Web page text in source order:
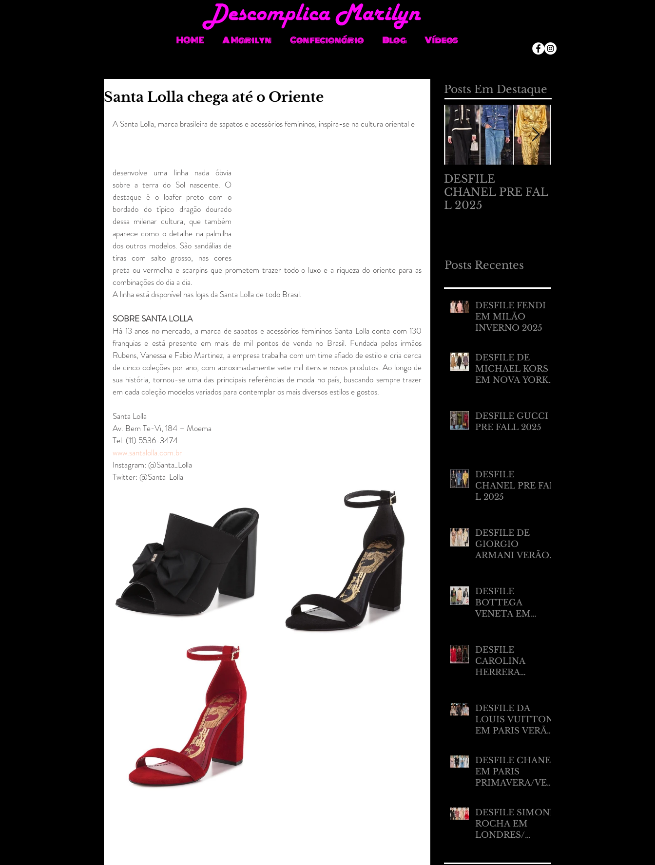
HOME A Marilyn Confecionário Blog Vídeos
Santa Lolla chega até o Oriente
A Santa Lolla, marca brasileira de sapatos e acessórios femininos, inspira-se na cultura oriental e
desenvolve uma linha nada óbvia
sobre a terra do Sol nascente. O
destaque é o loafer preto com o
bordado do típico dragão dourado
dessa milenar cultura, que também
aparece como o detalhe na palmilha
dos outros modelos. São sandálias de
tiras com salto grosso, nas cores
preta ou vermelha e scarpins que prometem trazer todo o luxo e a riqueza do oriente para as
combinações do dia a dia.
A linha está disponível nas lojas da Santa Lolla de todo Brasil.
SOBRE SANTA LOLLA
Há 13 anos no mercado, a marca de sapatos e acessórios femininos Santa Lolla conta com 130
franquias e está presente em mais de mil pontos de venda no Brasil. Fundada pelos irmãos
Rubens, Vanessa e Fabio Martinez, a empresa trabalha com um time afiado de estilo e cria cerca
de cinco coleções por ano, com aproximadamente sete mil itens e novos produtos. Ao longo de
sua história, tornou-se uma das principais referências de moda no país, buscando sempre trazer
em cada coleção modelos variados para contemplar os mais diversos estilos e gostos.
Santa Lolla
Av. Bem Te-Vi, 184 – Moema
Tel: (11) 5536-3474
www.santalolla.com.br
Instagram: @Santa_Lolla
Twitter: @Santa_Lolla
Posts Em Destaque
DESFILE
CHANEL PRE FAL
L 2025
Posts Recentes
DESFILE FENDI
EM MILÃO
INVERNO 2025
DESFILE DE
MICHAEL KORS
EM NOVA YORK
DESFILE GUCCI
PRE FALL 2025
DESFILE
CHANEL PRE FAL
L 2025
DESFILE DE
GIORGIO
ARMANI VERÃO
DESFILE
BOTTEGA
VENETA EM
DESFILE
CAROLINA
HERRERA
DESFILE DA
LOUIS VUITTON
EM PARIS VERÃO
DESFILE CHANEL
EM PARIS
PRIMAVERA/VER
DESFILE SIMONE
ROCHA EM
LONDRES/